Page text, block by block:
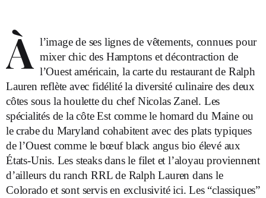
À l’image de ses lignes de vêtements, connues pour
mixer chic des Hamptons et décontraction de
l’Ouest américain, la carte du restaurant de Ralph
Lauren reflète avec fidélité la diversité culinaire des deux
côtes sous la houlette du chef Nicolas Zanel. Les
spécialités de la côte Est comme le homard du Maine ou
le crabe du Maryland cohabitent avec des plats typiques
de l’Ouest comme le bœuf black angus bio élevé aux
États-Unis. Les steaks dans le filet et l’aloyau proviennent
d’ailleurs du ranch RRL de Ralph Lauren dans le
Colorado et sont servis en exclusivité ici. Les “classiques”